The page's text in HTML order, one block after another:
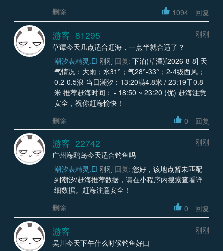
删除
1094 回复
游客_81295
刚刚
草谭今天几点适合赶海，一点半就合适了？
潮汐表精灵.EI 刚刚 回复: 下泊(草潭)[2026-8-8] 天
气情况：大雨；水31°；气28°-33°；2-4级西风；
0.2-0.5浪 当日潮汐：13:20满4.8米 / 23:19干0.8
米 推荐赶海时间： - 18:50 ~ 23:20 (优) 赶海注意
安全，祝你赶海愉快！
删除
0 回复
游客_22742
刚刚
广州海鸥岛今天适合钓鱼吗
潮汐表精灵.EI 刚刚 回复: 您好，该地点暂未匹配
到潮汐/赶海推荐数据，请在小程序内搜索查看详
细数据。赶海注意安全！
删除
0 回复
游客
刚刚
吴川今天下午什么时候钓鱼好口